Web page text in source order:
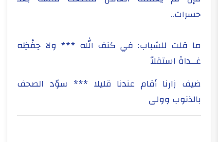
حسرات..
ما قلت للشباب: في كنف الله *** ولا حِفْظِه
غــداةَ استقلاّ
ضيف زارنا أقام عندنا قليلا *** سوّد الصحف
بالذنوب وولى